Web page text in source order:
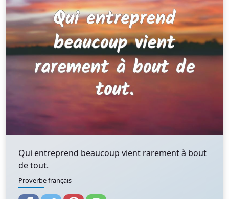
Qui entreprend beaucoup vient rarement à bout
de tout.
Proverbe français